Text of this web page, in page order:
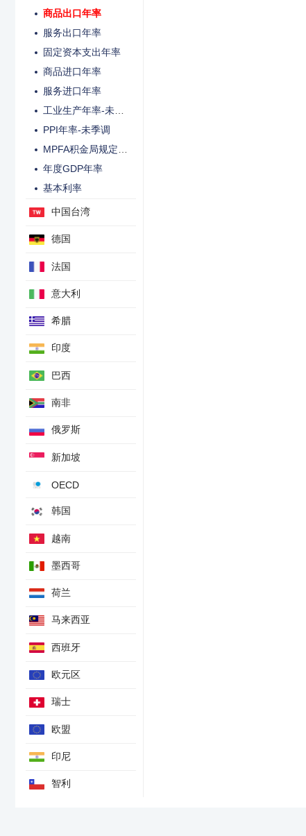
商品出口年率
服务出口年率
固定资本支出年率
商品进口年率
服务进口年率
工业生产年率-未季调
PPI年率-未季调
MPFA积金局规定储蓄率
年度GDP年率
基本利率
中国台湾
德国
法国
意大利
希腊
印度
巴西
南非
俄罗斯
新加坡
OECD
韩国
越南
墨西哥
荷兰
马来西亚
西班牙
欧元区
瑞士
欧盟
印尼
智利